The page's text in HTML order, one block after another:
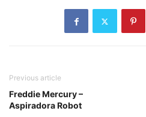
Previous article
Freddie Mercury –
Aspiradora Robot